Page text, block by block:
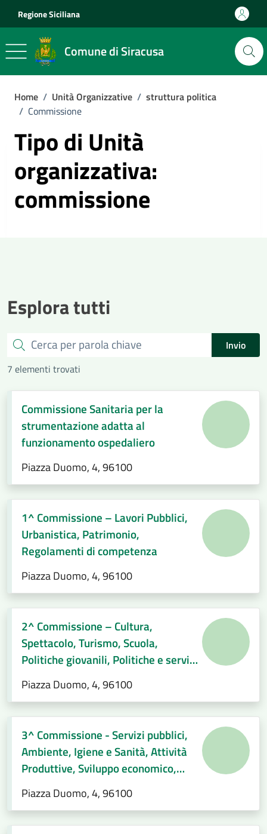
Regione Siciliana
Comune di Siracusa
Home / Unità Organizzative / struttura politica
/ Commissione
Tipo di Unità
organizzativa:
commissione
Esplora tutti
Cerca
Invio
7 elementi trovati
Commissione Sanitaria per la
strumentazione adatta al
funzionamento ospedaliero
Piazza Duomo, 4, 96100
1^ Commissione – Lavori Pubblici,
Urbanistica, Patrimonio,
Regolamenti di competenza
Piazza Duomo, 4, 96100
2^ Commissione – Cultura,
Spettacolo, Turismo, Scuola,
Politiche giovanili, Politiche e servizi
sociali, Pari opportunità e
immigrazione, Regolamenti di
competenza
Piazza Duomo, 4, 96100
3^ Commissione - Servizi pubblici,
Ambiente, Igiene e Sanità, Attività
Produttive, Sviluppo economico,
Regolamenti di competenza.
Piazza Duomo, 4, 96100